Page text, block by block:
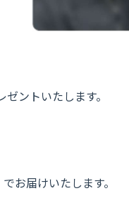
ントいたします。
お届けいたします。